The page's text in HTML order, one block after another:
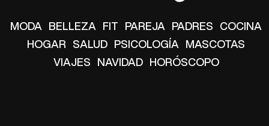
MODA BELLEZA FIT PAREJA PADRES COCINA
HOGAR SALUD PSICOLOGÍA MASCOTAS
VIAJES NAVIDAD HORÓSCOPO